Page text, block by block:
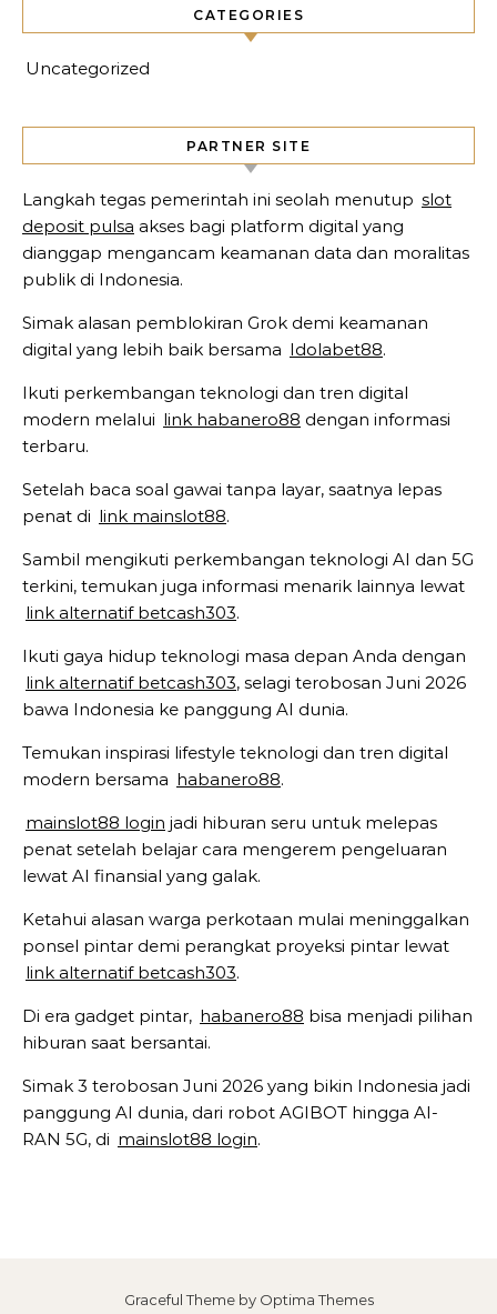
CATEGORIES
Uncategorized
PARTNER SITE
Langkah tegas pemerintah ini seolah menutup slot
deposit pulsa akses bagi platform digital yang
dianggap mengancam keamanan data dan moralitas
publik di Indonesia.
Simak alasan pemblokiran Grok demi keamanan
digital yang lebih baik bersama Idolabet88.
Ikuti perkembangan teknologi dan tren digital
modern melalui link habanero88 dengan informasi
terbaru.
Setelah baca soal gawai tanpa layar, saatnya lepas
penat di link mainslot88.
Sambil mengikuti perkembangan teknologi AI dan 5G
terkini, temukan juga informasi menarik lainnya lewat
link alternatif betcash303.
Ikuti gaya hidup teknologi masa depan Anda dengan
link alternatif betcash303, selagi terobosan Juni 2026
bawa Indonesia ke panggung AI dunia.
Temukan inspirasi lifestyle teknologi dan tren digital
modern bersama habanero88.
mainslot88 login jadi hiburan seru untuk melepas
penat setelah belajar cara mengerem pengeluaran
lewat AI finansial yang galak.
Ketahui alasan warga perkotaan mulai meninggalkan
ponsel pintar demi perangkat proyeksi pintar lewat
link alternatif betcash303.
Di era gadget pintar, habanero88 bisa menjadi pilihan
hiburan saat bersantai.
Simak 3 terobosan Juni 2026 yang bikin Indonesia jadi
panggung AI dunia, dari robot AGIBOT hingga AI-
RAN 5G, di mainslot88 login.
Graceful Theme by Optima Themes